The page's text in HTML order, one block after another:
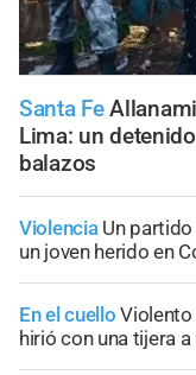
Santa Fe
Lima: un
balazos
Violencia Un
un joven herido en
En el cuello Violento
hirió con una tijera